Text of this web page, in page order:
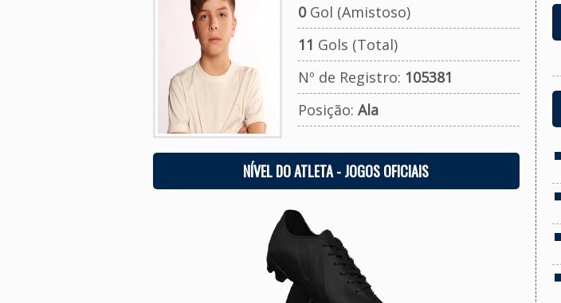
0Gol (Amistoso)
11 Gols (Total)
Nº de Registro: 105381
Posição: Ala
NÍVEL DO ATLETA - JOGOS OFICIAIS